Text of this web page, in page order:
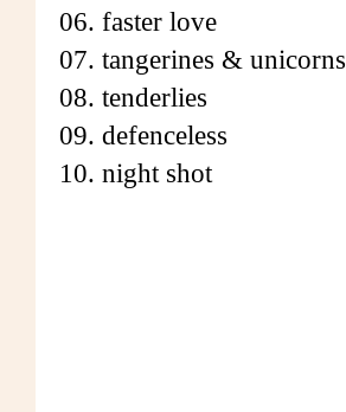
06. faster love
07. tangerines & unicorns
08. tenderlies
09. defenceless
10. night shot